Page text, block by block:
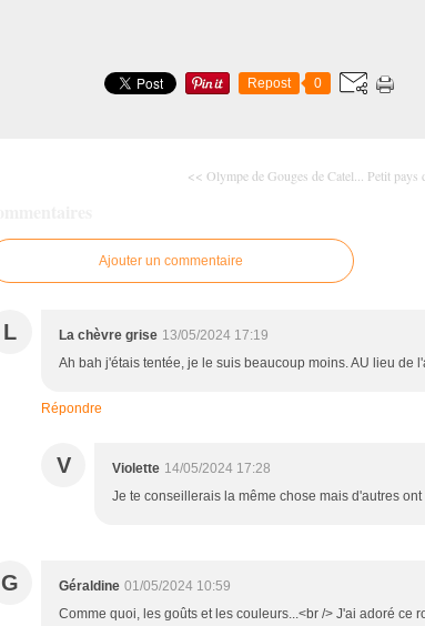
Repost 0
<< Olympe de Gouges de Catel... Petit pays
Ajouter un commentaire
L La chèvre grise 13/05/2024 17:19
Ah bah j'étais tentée, je le suis beaucoup moins. AU lieu de
Répondre
V Violette 14/05/2024 17:28
Je te conseillerais la même chose mais d'autres
G Géraldine 01/05/2024 10:59
Comme quoi, les goûts et les couleurs...<br /> J'ai adoré ce